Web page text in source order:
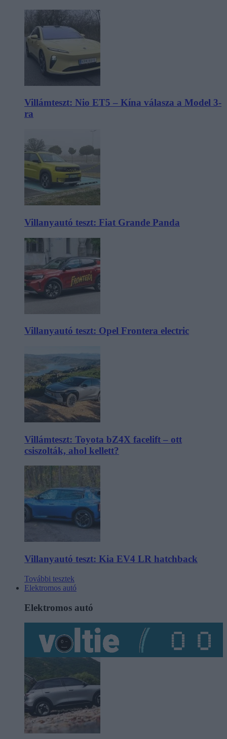
Villámteszt: Nio ET5 – Kína válasza a Model 3-
ra
Villanyautó teszt: Fiat Grande Panda
Villanyautó teszt: Opel Frontera electric
Villámteszt: Toyota bZ4X facelift – ott
csiszolták, ahol kellett?
Villanyautó teszt: Kia EV4 LR hatchback
További tesztek
Elektromos autó
Elektromos autó